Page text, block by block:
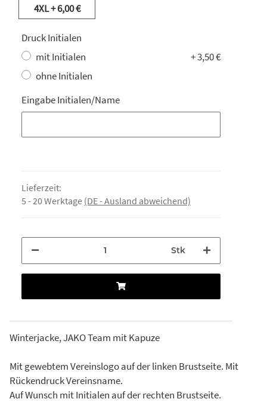
4XL+ 6,00 €
Druck Initialen
mit Initialen
+ 3,50 €
ohne Initialen
Eingabe Initialen/Name
Lieferzeit:
5 - 20 Werktage (DE - Ausland abweichend)
Stk
Winterjacke, JAKO Team mit Kapuze
Mit gewebtem Vereinslogo auf der linken Brustseite. Mit
Rückendruck Vereinsname.
Auf Wunsch mit Initialen auf der rechten Brustseite.